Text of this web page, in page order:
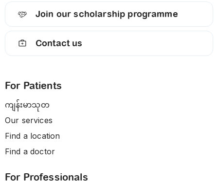
Join our scholarship programme
Contact us
For Patients
ကျန်းမာသုတ
Our services
Find a location
Find a doctor
For Professionals